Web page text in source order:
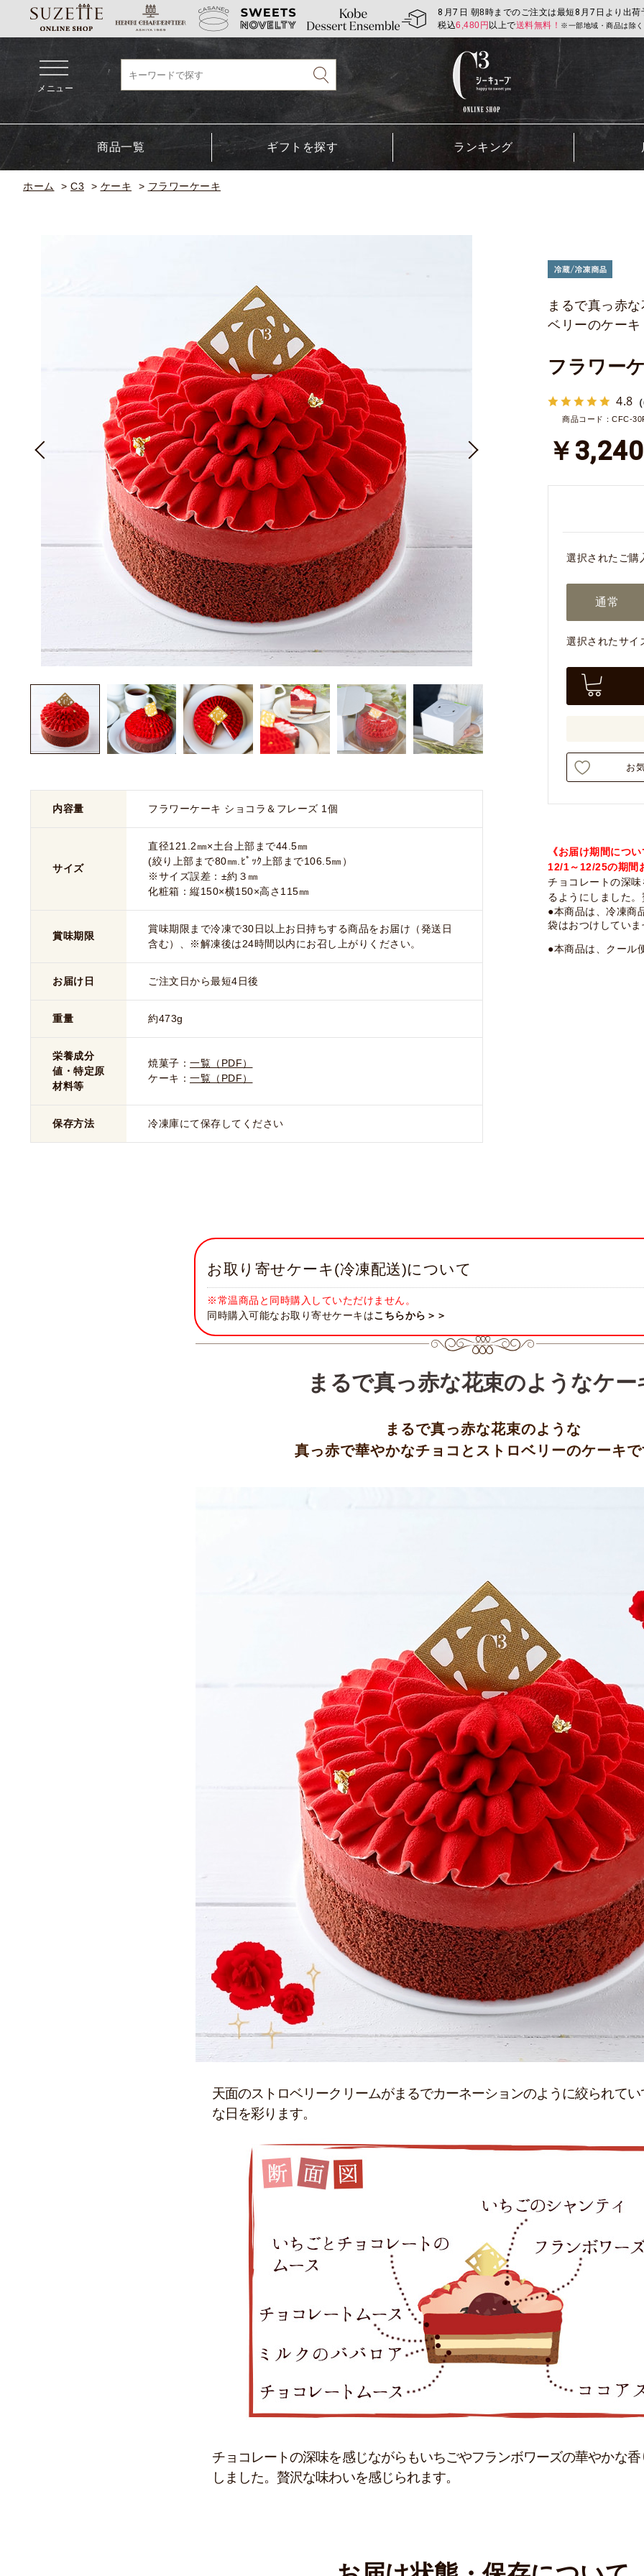
8 月 7 日 朝8時までのご注文は最短 8 月 7 日より出荷
税込6,480 円 以上で送料無料！ ※一部地域・商品は除く
メニュー
商品一覧 ギフトを探す ランキング
ホーム > C3 > ケーキ > フラワーケーキ
まるで真っ赤
ベリーのケーキ
フラワー
4.8
商品コード：CFC-
￥3,240
選択されたご購
通常
選択されたサイ
お
《お届け期間につ
12/1～12/25の期間
チョコレートの深
るようにしました
●本商品は、冷凍商
袋はおつけしていま
●本商品は、クール
内容量 フラワーケーキ ショコラ＆フレーズ 1個
サイズ
直径121.2㎜×土台上部まで44.5㎜
(絞り上部まで80㎜.ﾋﾟｯｸ上部まで106.5㎜）
※サイズ誤差：±約３㎜
化粧箱：縦150×横150×高さ115㎜
賞味期限
賞味期限まで冷凍で30日以上お日持ちする商品をお届け（発送日
含む）、※解凍後は24時間以内にお召し上がりください。
お届け日 ご注文日から最短4日後
重量 約473g
栄養成分
値・特定原
材料等
焼菓子： 一覧（PDF）
ケーキ： 一覧（PDF）
保存方法 冷凍庫にて保存してください
お取り寄せケーキ(冷凍配送)について
※常温商品と同時購入していただけません。
同時購入可能なお取り寄せケーキはこちらから＞＞
まるで真っ赤な花束のようなケー
まるで真っ赤な花束のような
真っ赤で華やかなチョコとストロベリーのケーキ
天面のストロベリークリームがまるでカーネーションのように絞られて
な日を彩ります。
チョコレートの深味を感じながらもいちごやフランボワーズの華やかな
しました。贅沢な味わいを感じられます。